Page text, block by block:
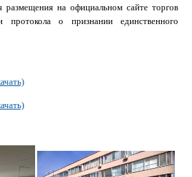
на официальном сайте торгов
протокола о признании единственного